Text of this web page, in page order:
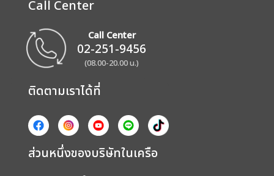
Call Center
Call Center
02-251-9456
(08.00-20.00 น.)
ติดตามเราได้ที่
ส่วนหนึ่งของบริษัทในเครือ